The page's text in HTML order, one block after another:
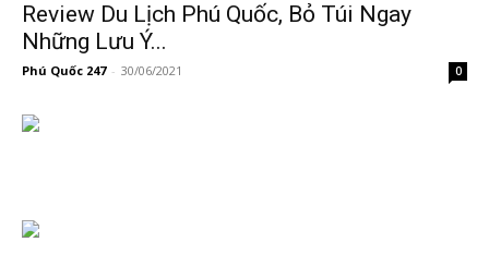
Review Du Lịch Phú Quốc, Bỏ Túi Ngay
Những Lưu Ý...
Phú Quốc 247 - 30/06/2021 0